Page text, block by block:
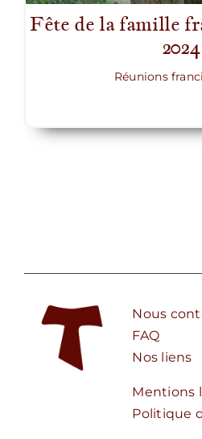
Fête de la famille
2024
Réunions
Nous
FAQ
Nos liens
Mentions
Politique